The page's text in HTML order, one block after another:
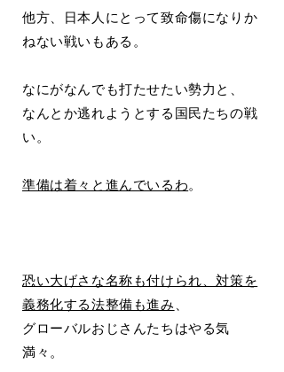
他方、日本人にとって致命傷になりか
ねない戦いもある。
なにがなんでも打たせたい勢力と、
なんとか逃れようとする国民たちの戦
い。
準備は着々と進んでいるわ。
恐い大げさな名称も付けられ、対策を
義務化する法整備も進み
グローバルおじさんたちはやる気
満々。